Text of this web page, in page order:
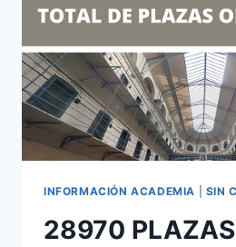
INFORMACIÓN ACADEMIA SIN
28970 PLAZAS